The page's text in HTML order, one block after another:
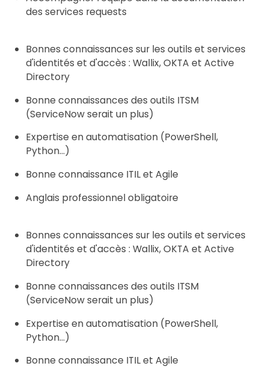
des services requests
Bonnes connaissances sur les outils et services
d'identités et d'accès : Wallix, OKTA et Active
Directory
Bonne connaissances des outils ITSM
(ServiceNow serait un plus)
Expertise en automatisation (PowerShell,
Python...)
Bonne connaissance ITIL et Agile
Anglais professionnel obligatoire
Bonnes connaissances sur les outils et services
d'identités et d'accès : Wallix, OKTA et Active
Directory
Bonne connaissances des outils ITSM
(ServiceNow serait un plus)
Expertise en automatisation (PowerShell,
Python...)
Bonne connaissance ITIL et Agile